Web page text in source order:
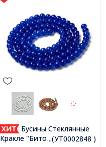
...(УТ0002848 )
Бусины Стеклянные
Кракле "Битое Стекло"